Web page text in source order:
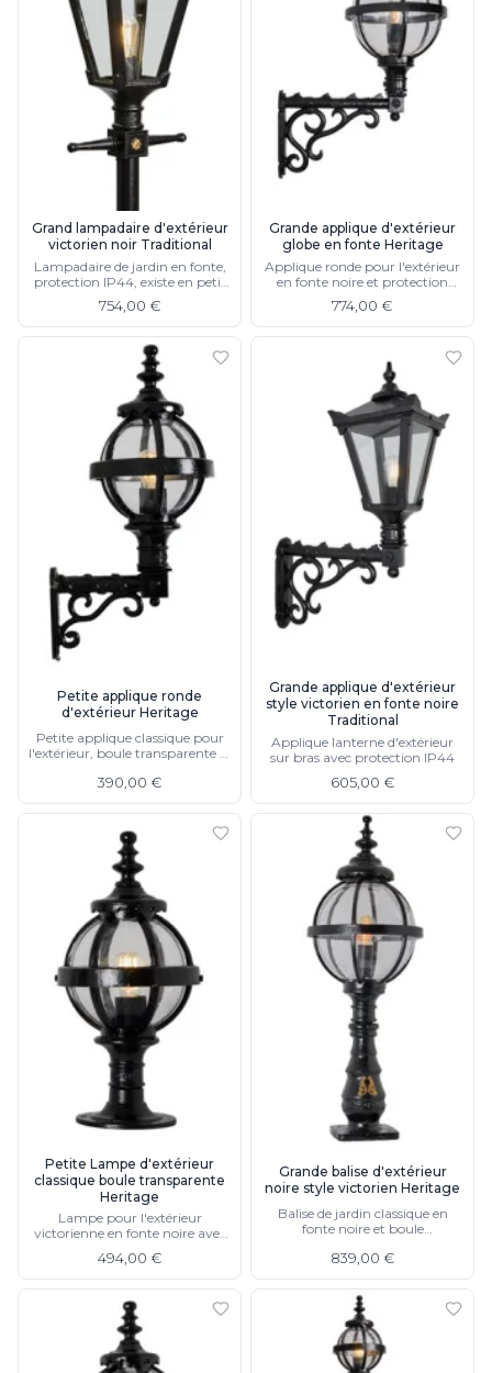
Grand lampadaire d'extérieur
victorien noir Traditional
Lampadaire de jardin en fonte,
protection IP44, existe en petit
754,00 €
Grande applique d'extérieur
globe en fonte Heritage
Applique ronde pour l'extérieur
en fonte noire et protection
774,00 €
Petite applique ronde
d'extérieur Heritage
Petite applique classique pour
l'extérieur, boule transparente et
existe en grand modèle
390,00 €
Grande applique d'extérieur
style victorien en fonte noire
Traditional
Applique lanterne d'extérieur
sur bras avec protection IP44
605,00 €
Petite Lampe d'extérieur
classique boule transparente
Heritage
Lampe pour l'extérieur
victorienne en fonte noire avec
modèle
494,00 €
Grande balise d'extérieur
noire style victorien Heritage
Balise de jardin classique en
fonte noire et boule
839,00 €